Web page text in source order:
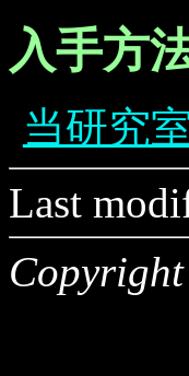
入手方
当研究
Last